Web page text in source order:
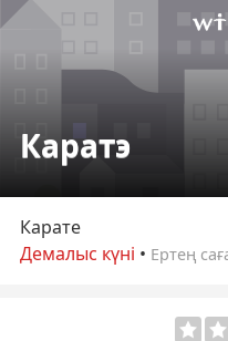
Каратэ
Карате
Демалыс күні • Ертең